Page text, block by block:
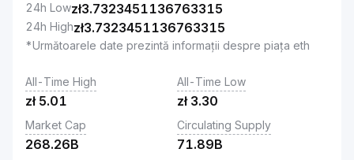
24h Lowzł3.7323451136763315
24h Highzł3.7323451136763315
*Următoarele date prezintă informații despre piața eth
All-Time High
zł 5.01
All-Time Low
zł 3.30
Market Cap
268.26B
Circulating Supply
71.89B